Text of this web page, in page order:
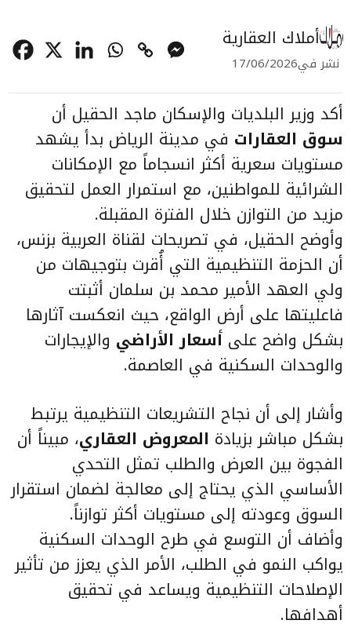
أملاك العقارية
نشر في17/06/2026
أكد وزير البلديات والإسكان ماجد الحقيل أن
سوق العقارات في مدينة الرياض بدأ يشهد
مستويات سعرية أكثر انسجاماً مع الإمكانات
الشرائية للمواطنين، مع استمرار العمل لتحقيق
مزيد من التوازن خلال الفترة المقبلة.
وأوضح الحقيل، في تصريحات لقناة العربية بزنس،
أن الحزمة التنظيمية التي أُقرت بتوجيهات من
ولي العهد الأمير محمد بن سلمان أثبتت
فاعليتها على أرض الواقع، حيث انعكست آثارها
بشكل واضح على أسعار الأراضي والإيجارات
والوحدات السكنية في العاصمة.
وأشار إلى أن نجاح التشريعات التنظيمية يرتبط
بشكل مباشر بزيادة المعروض العقاري، مبيناً أن
الفجوة بين العرض والطلب تمثل التحدي
الأساسي الذي يحتاج إلى معالجة لضمان استقرار
السوق وعودته إلى مستويات أكثر توازناً.
وأضاف أن التوسع في طرح الوحدات السكنية
يواكب النمو في الطلب، الأمر الذي يعزز من تأثير
الإصلاحات التنظيمية ويساعد في تحقيق
أهدافها.